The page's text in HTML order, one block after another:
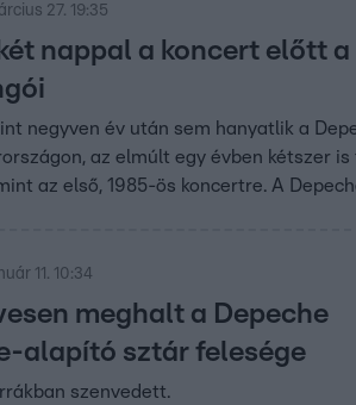
27. 19:35
nappal a koncert előtt
negyven év után sem hanyatlik a
az elmúlt egy évben kétszer
az első, 1985-ös koncertre. A
11. 10:34
meghalt a Depeche
alapító sztár felesége
szenvedett.